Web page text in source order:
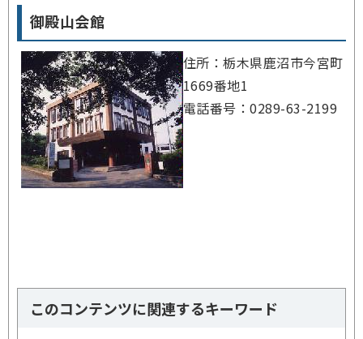
御殿山会館
住所：栃木県鹿沼市今宮町
1669番地1
電話番号：0289-63-2199
このコンテンツに関連するキーワード